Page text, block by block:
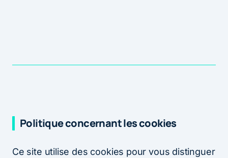
Politique concernant les cookies
Ce site utilise des cookies pour vous distinguer